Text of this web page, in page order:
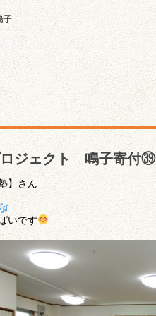
ジェクト 鳴子寄付㊴
】さん
いです